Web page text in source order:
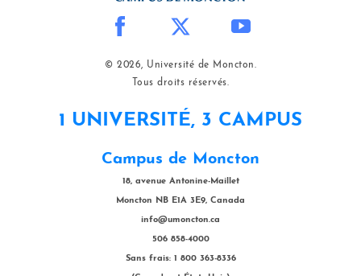
© 2026, Université de Moncton.
Tous droits réservés.
1 UNIVERSITÉ, 3 CAMPUS
Campus de Moncton
18, avenue Antonine-Maillet
Moncton NB E1A 3E9, Canada
info@umoncton.ca
506 858-4000
Sans frais: 1 800 363-8336